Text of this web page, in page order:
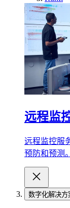
远程监
远程监控服
预防和预测。
数字化解决方